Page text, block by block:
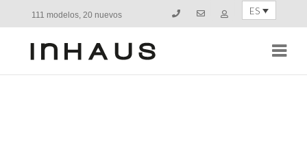
111 modelos, 20 nuevos ES